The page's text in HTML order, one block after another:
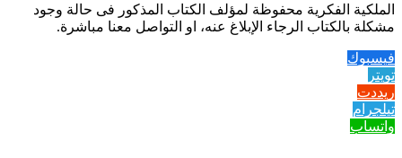
الملكية الفكرية محفوظة لمؤلف الكتاب المذكور فى حالة وجود
مشكلة بالكتاب الرجاء الإبلاغ عنه، او التواصل معنا مباشرة.
فيسبوك
تويتر
ريددت
تيلجرام
واتساب